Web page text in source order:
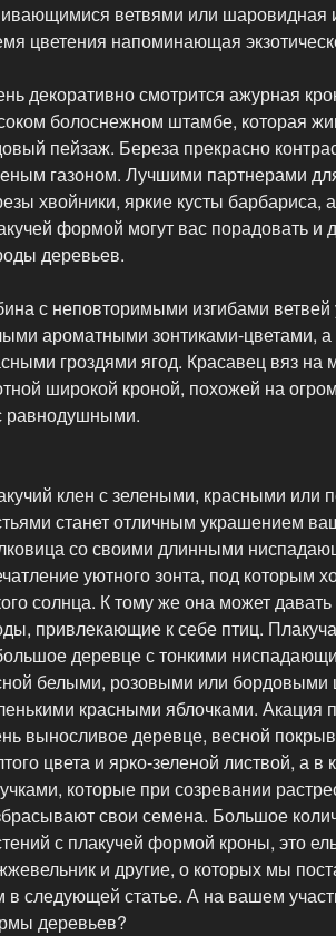
ветвями или шаровидная
цветения напоминающая
декоративно смотрится ажурная
болоснежном штамбе, которая
пейзаж. Береза прекрасно
газоном. Лучшими партнерами
хвойники, яркие кусты барбариса,
формой могут вас порадовать и
деревьев.
с неповторимыми изгибами
ароматными зонтиками-цветами,
гроздями ягод. Красавец вяз
широкой кроной, похожей на
равнодушными.
клен с зелеными, красными или
станет отличным украшением
со своими длинными
уютного зонта, под которым
солнца. К тому же она может
привлекающие к себе птиц.
деревце с тонкими
белыми, розовыми или бордовыми
красными яблочками. Акация
выносливое деревце, весной
цвета и ярко-зеленой листвой, а в
которые при созревании
свои семена. Большое
с плакучей формой кроны, это
и другие, о которых мы
в следующей статье. А на вашем
деревьев?